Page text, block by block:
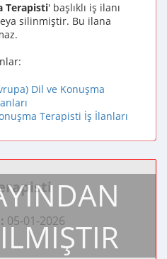
Terapisti' başlıklı iş ilanı
silinmiştir. Bu ilana
Dil ve Konuşma
Terapisti İş İlanları
05-01-2026